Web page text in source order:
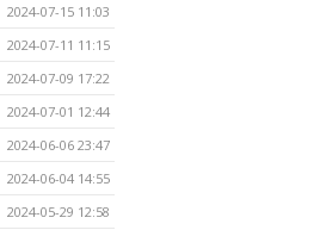
2024-07-15 11:03
2024-07-11 11:15
2024-07-09 17:22
2024-07-01 12:44
2024-06-06 23:47
2024-06-04 14:55
2024-05-29 12:58